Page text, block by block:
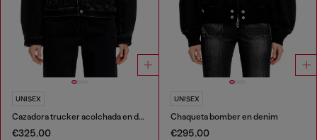
UNISEX
Cazadora trucker acolchada en denim
€325.00
UNISEX
Chaqueta bomber en denim
€295.00